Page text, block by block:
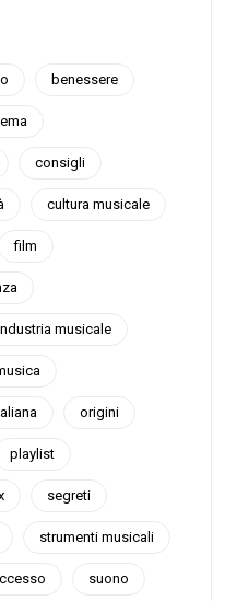
benessere
consigli
cultura musicale
film
musicale
origini
playlist
segreti
strumenti musicali
suono